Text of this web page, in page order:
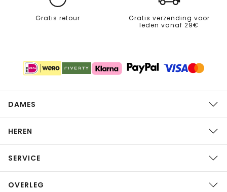
Gratis retour
Gratis verzending voor
leden vanaf 29€
DAMES
HEREN
SERVICE
OVERLEG